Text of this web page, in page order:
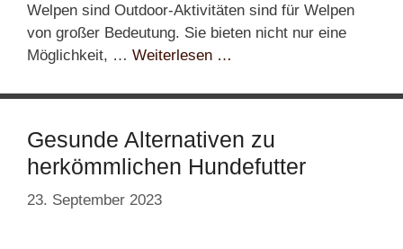
Welpen sind Outdoor-Aktivitäten sind für Welpen
von großer Bedeutung. Sie bieten nicht nur eine
Möglichkeit, … Weiterlesen …
Gesunde Alternativen zu
herkömmlichen Hundefutter
23. September 2023